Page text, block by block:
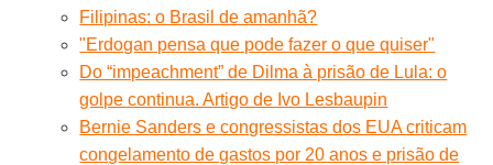
Filipinas: o Brasil de amanhã?
"Erdogan pensa que pode fazer o que quiser"
Do “impeachment” de Dilma à prisão de Lula: o
golpe continua. Artigo de Ivo Lesbaupin
Bernie Sanders e congressistas dos EUA criticam
congelamento de gastos por 20 anos e prisão de